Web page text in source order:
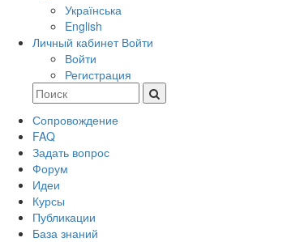
Українська
English
Личный кабинет Войти
Войти
Регистрация
Сопровождение
FAQ
Задать вопрос
Форум
Идеи
Курсы
Публикации
База знаний